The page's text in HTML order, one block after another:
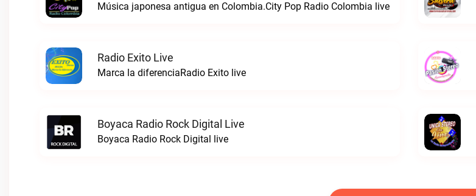
Música japonesa antigua en Colombia.City Pop Radio Colombia live
Radio Exito Live
Marca la diferenciaRadio Exito live
Boyaca Radio Rock Digital Live
Boyaca Radio Rock Digital live